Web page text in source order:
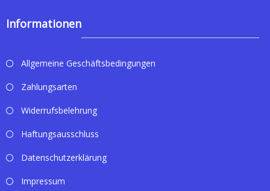
Informationen
Allgemeine Geschäftsbedingungen
Zahlungsarten
Widerrufsbelehrung
Haftungsausschluss
Datenschutzerklärung
Impressum